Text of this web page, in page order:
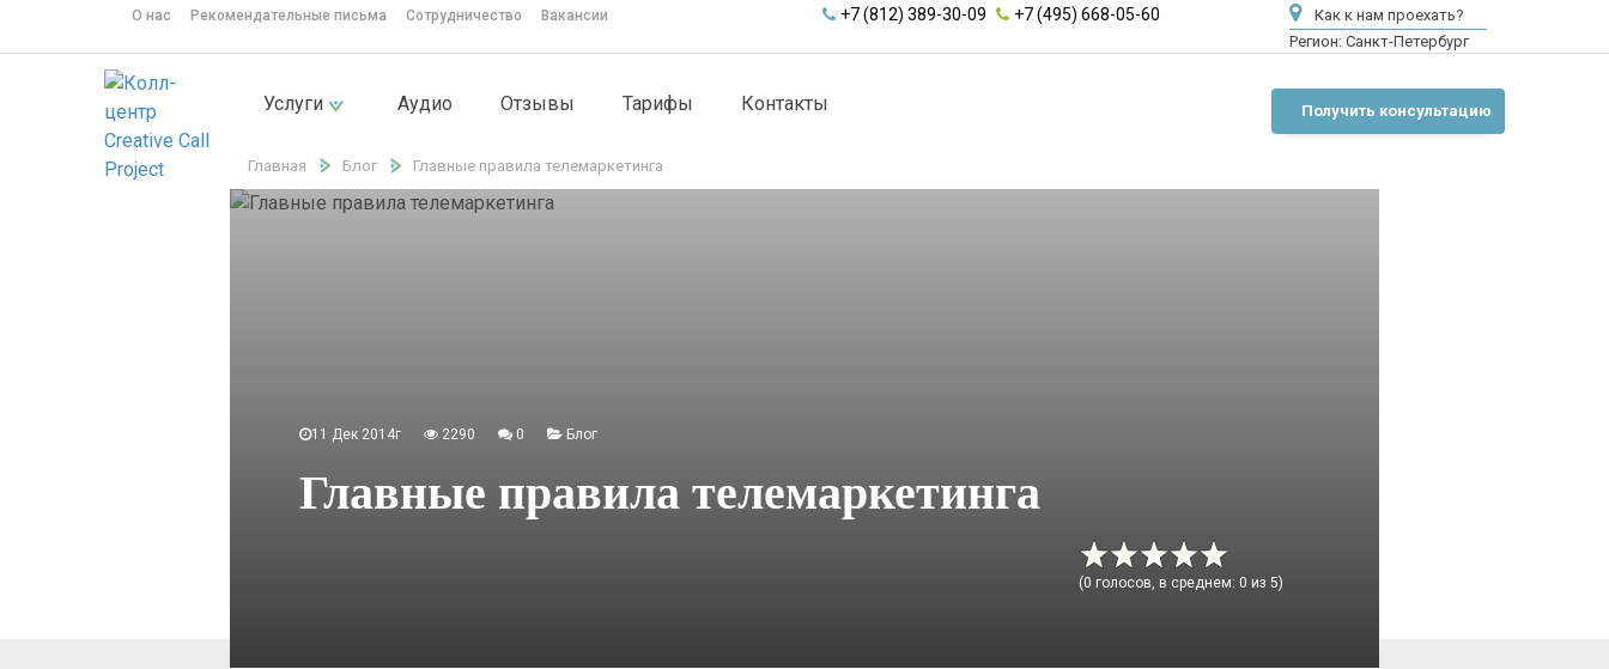
О нас Рекомендательные письма Сотрудничество Вакансии +7 (812) 389-30-09 +7 (495) 668-05-60
Как к нам проехать?
Регион: Санкт-Петербург
Услуги Аудио Отзывы Тарифы Контакты Получить консультацию
Главная Блог Главные правила телемаркетинга
11 Дек 2014г 2290 0 Блог
Главные правила телемаркетинга
(0 голосов, в среднем: 0 из 5)